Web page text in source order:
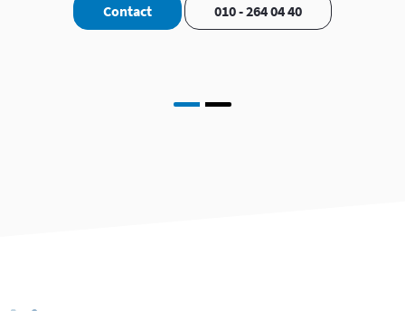
Contact 010 - 264 04 40